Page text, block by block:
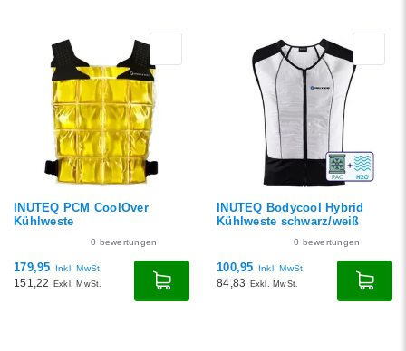
INUTEQ PCM CoolOver
Kühlweste
0 bewertungen
179,95 Inkl. MwSt.
151,22 Exkl. MwSt.
INUTEQ Bodycool Hybrid
Kühlweste schwarz/weiß
0 bewertungen
100,95 Inkl. MwSt.
84,83 Exkl. MwSt.